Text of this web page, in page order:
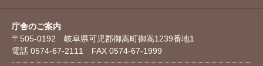
庁舎のご案内
〒505-0192 岐阜県可児郡御嵩町御嵩1239番地1
電話 0574-67-2111 FAX 0574-67-1999